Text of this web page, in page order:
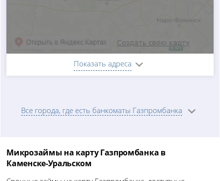
Показать адреса
Все города, где есть банкоматы Газпромбанка
Микрозаймы на карту Газпромбанка в
Каменске-Уральском